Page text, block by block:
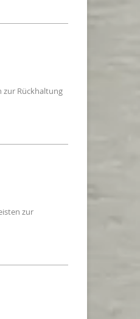
zur Rückhaltung
zur